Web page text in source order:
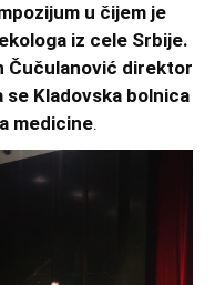
u čijem je
iz cele Srbije.
Čučulanović direktor
se Kladovska bolnica
medicine.